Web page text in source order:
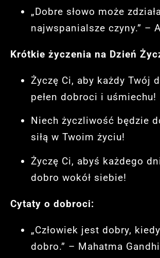
„Dobre słowo może
najwspanialsze czyny.” –
Krótkie życzenia na Dzień
Życzę Ci, aby każdy Twój
pełen dobroci i uśmiechu!
Niech życzliwość będzie
siłą w Twoim życiu!
Życzę Ci, abyś każdego
dobro wokół siebie!
Cytaty o dobroci:
„Człowiek jest dobry,
dobro.” – Mahatma Gandhi